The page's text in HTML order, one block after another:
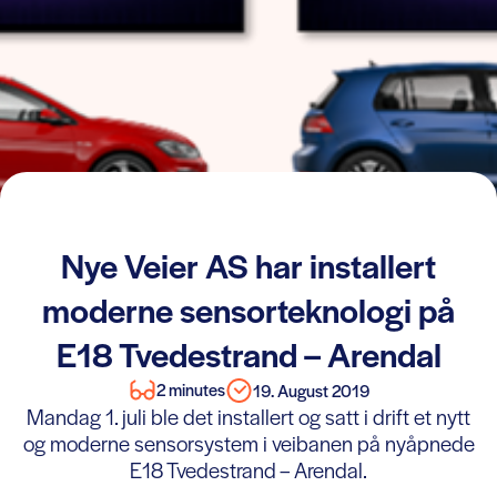
Nye Veier AS har installert
moderne sensorteknologi på
E18 Tvedestrand – Arendal
2 minutes 19. August 2019
Mandag 1. juli ble det installert og satt i drift et nytt
og moderne sensorsystem i veibanen på nyåpnede
E18 Tvedestrand – Arendal.